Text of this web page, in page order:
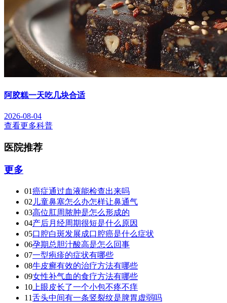
阿胶糕一天吃几块合适
2026-08-04
查看更多科普
医院推荐
更多
01癌症通过血液能检查出来吗
02 儿童鼻塞怎么办怎样让鼻通气
03高位肛周脓肿是怎么形成的
04产后月经周期很短是什么原因
05口腔白斑发展成口腔癌是什么症状
06孕期总胆汁酸高是怎么回事
07一型疱疹的症状有哪些
08牛皮癣有效的治疗方法有哪些
09女性补气血的食疗方法有哪些
10 上眼皮长了一个小包不疼不痒
11舌头中间有一条竖裂纹是脾胃虚弱吗